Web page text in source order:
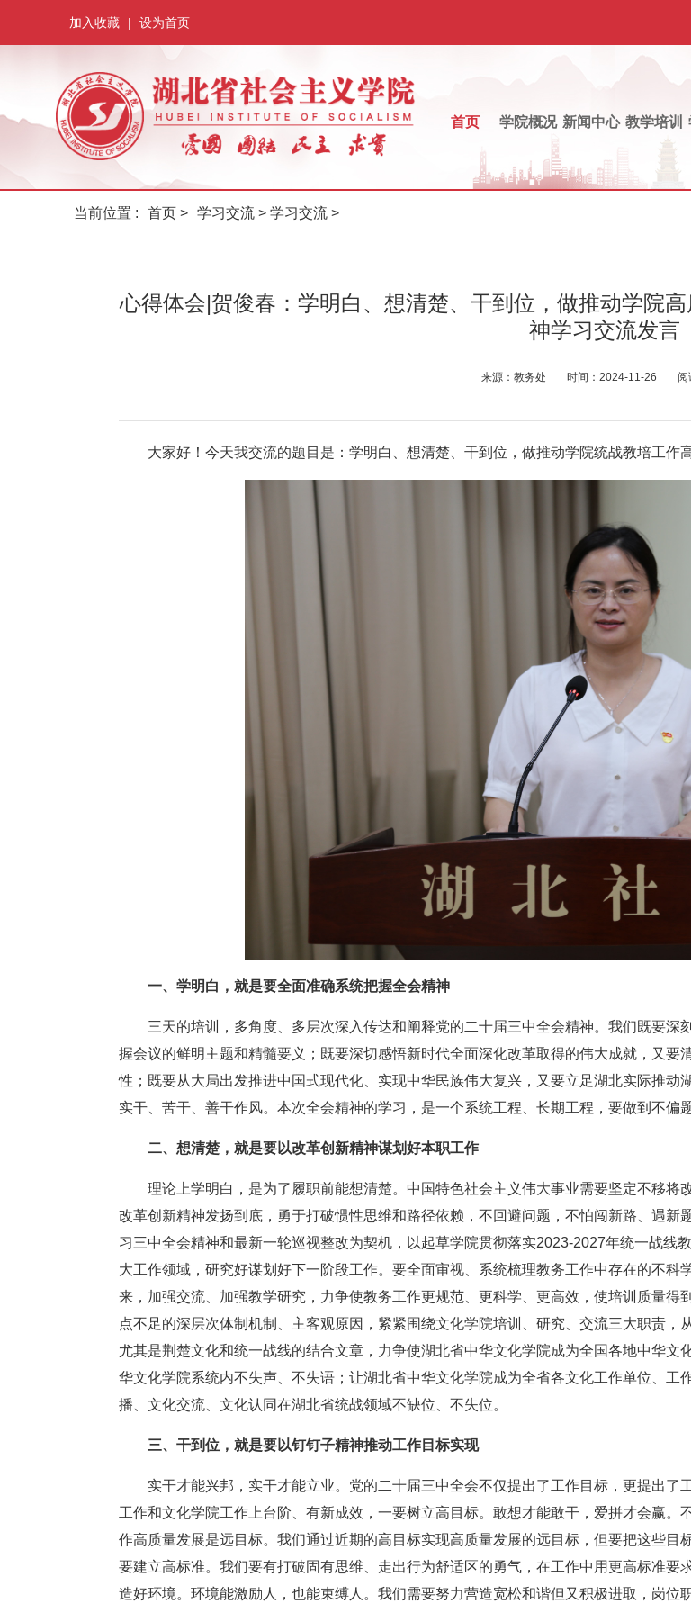
加入收藏 | 设为首页
首页 学院概况 新闻中心 教学培训
当前位置 : 首页 > 学习交流 > 学习交流 >
心得体会|贺俊春：学明白、想清楚、干到位，做推动学院
神学习交流发言
来源： 教务处 时间： 2024-11-26 阅
大家好！今天我交流的题目是：学明白、想清楚、干到位，做推动学院统战教培工作
一、学明白，就是要全面准确系统把握全会精神
三天的培训，多角度、多层次深入传达和阐释党的二十届三中全会精神。我们既要
握会议的鲜明主题和精髓要义；既要深切感悟新时代全面深化改革取得的伟大成就，又
性；既要从大局出发推进中国式现代化、实现中华民族伟大复兴，又要立足湖北实际推
实干、苦干、善干作风。本次全会精神的学习，是一个系统工程、长期工程，要做到不偏
二、想清楚，就是要以改革创新精神谋划好本职工作
理论上学明白，是为了履职前能想清楚。中国特色社会主义伟大事业需要坚定不移
改革创新精神发扬到底，勇于打破惯性思维和路径依赖，不回避问题，不怕闯新路、遇
习三中全会精神和最新一轮巡视整改为契机，以起草学院贯彻落实2023-2027年统一战线
大工作领域，研究好谋划好下一阶段工作。要全面审视、系统梳理教务工作中存在的不
来，加强交流、加强教学研究，力争使教务工作更规范、更科学、更高效，使培训质量
点不足的深层次体制机制、主客观原因，紧紧围绕文化学院培训、研究、交流三大职责
尤其是荆楚文化和统一战线的结合文章，力争使湖北省中华文化学院成为全国各地中华
华文化学院系统内不失声、不失语；让湖北省中华文化学院成为全省各文化工作单位、
播、文化交流、文化认同在湖北省统战领域不缺位、不失位。
三、干到位，就是要以钉钉子精神推动工作目标实现
实干才能兴邦，实干才能立业。党的二十届三中全会不仅提出了工作目标，更提出
工作和文化学院工作上台阶、有新成效，一要树立高目标。敢想才能敢干，爱拼才会赢。
作高质量发展是远目标。我们通过近期的高目标实现高质量发展的远目标，但要把这些
要建立高标准。我们要有打破固有思维、走出行为舒适区的勇气，在工作中用更高标准
造好环境。环境能激励人，也能束缚人。我们需要努力营造宽松和谐但又积极进取，岗